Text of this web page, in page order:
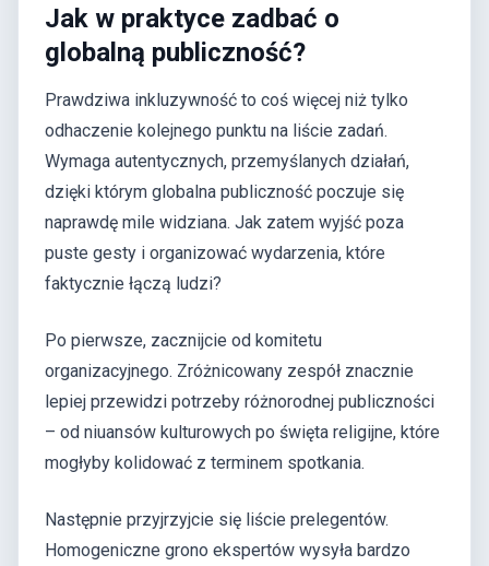
Jak w praktyce zadbać o
globalną publiczność?
Prawdziwa inkluzywność to coś więcej niż tylko
odhaczenie kolejnego punktu na liście zadań.
Wymaga autentycznych, przemyślanych działań,
dzięki którym globalna publiczność poczuje się
naprawdę mile widziana. Jak zatem wyjść poza
puste gesty i organizować wydarzenia, które
faktycznie łączą ludzi?
Po pierwsze, zacznijcie od komitetu
organizacyjnego. Zróżnicowany zespół znacznie
lepiej przewidzi potrzeby różnorodnej publiczności
– od niuansów kulturowych po święta religijne, które
mogłyby kolidować z terminem spotkania.
Następnie przyjrzyjcie się liście prelegentów.
Homogeniczne grono ekspertów wysyła bardzo